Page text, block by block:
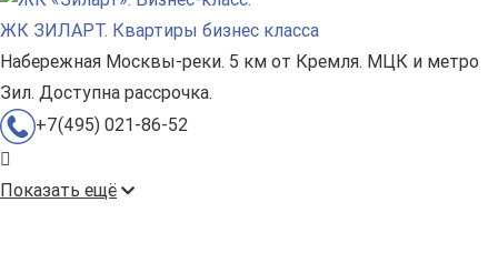
ЖК ЗИЛАРТ. Квартиры бизнес класса
Набережная Москвы-реки. 5 км от Кремля. МЦК и метро
Зил. Доступна рассрочка.
+7(495) 021-86-52
Показать ещё